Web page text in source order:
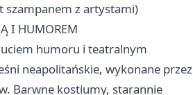
szampanem z artystami)
I HUMOREM
humoru i teatralnym
neapolitańskie, wykonane przez
Barwne kostiumy, starannie